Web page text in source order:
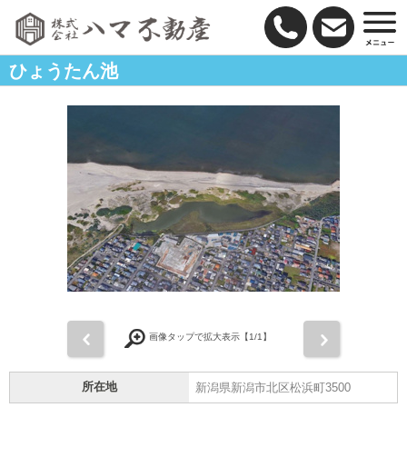
ひょうたん池
画像タップで拡大表示【1/1】
所在地 新潟県新潟市北区松浜町3500